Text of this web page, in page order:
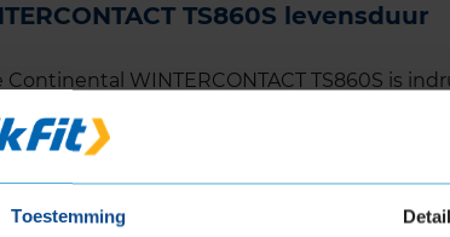
Toestemming
TS860S levensduur
WINTERCONTACT TS860S is
die bestand is tegen
Continental heeft ook
over het loopvlak, wat bijdraagt aan
omstandigheden kan deze band
je rijstijl en de omstandigheden waarin je